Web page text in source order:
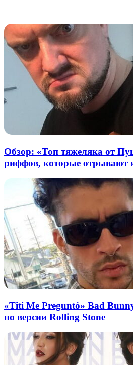
Обзор: «Топ тяжеляка от
риффов, которые отрывают
«Titi Me Preguntó» Bad
по версии Rolling Stone